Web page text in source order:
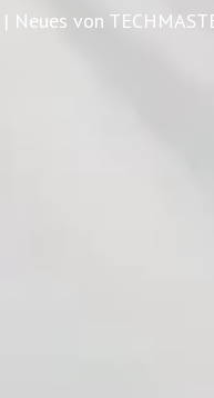
Neues von